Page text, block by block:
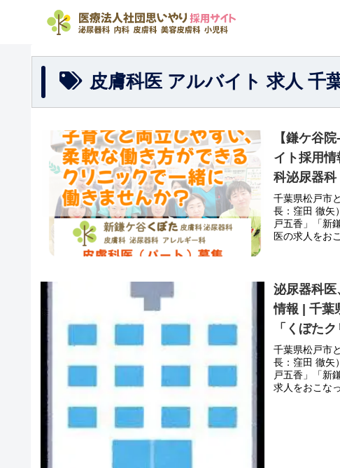
皮膚科医 アルバイト 求人 千
【鎌ケ谷
イト採用
科泌尿器科
千葉県松戸市
長：窪田 徹矢
戸五香」「新
医の求人をお
泌尿器科医
情報 | 千葉
「くぼた
千葉県松戸市
長：窪田 徹矢
戸五香」「新
求人をおこな